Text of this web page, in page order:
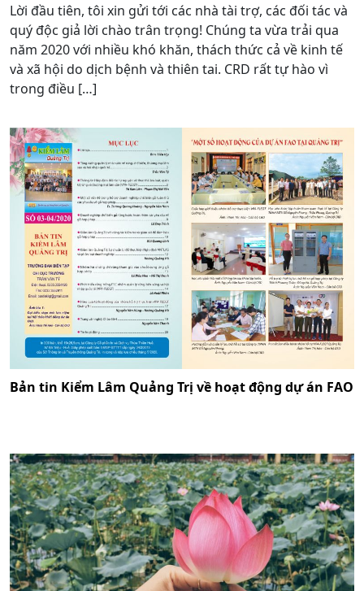
Lời đầu tiên, tôi xin gửi tới các nhà tài trợ, các đối tác và
quý độc giả lời chào trân trọng! Chúng ta vừa trải qua
năm 2020 với nhiều khó khăn, thách thức cả về kinh tế
và xã hội do dịch bệnh và thiên tai. CRD rất tự hào vì
trong điều […]
Bản tin Kiểm Lâm Quảng Trị về hoạt động dự án FAO